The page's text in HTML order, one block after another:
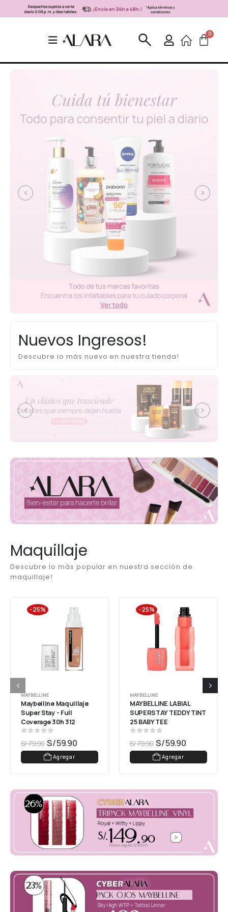
Nuevos Ingresos!
Descubre lo más nuevo en nuestra tienda!
Maquillaje
Descubre lo más popular en nuestra sección de
maquillaje!
-25%
MAYBELLINE
Maybelline Maquillaje
Super Stay - Full
Coverage 30h 312
Golden
S/79.90 S/59.90
Agregar
-25%
MAYBELLINE
MAYBELLINE LABIAL
SUPERSTAY TEDDY TINT
25 BABY TEE
S/79.90 S/59.90
Agregar